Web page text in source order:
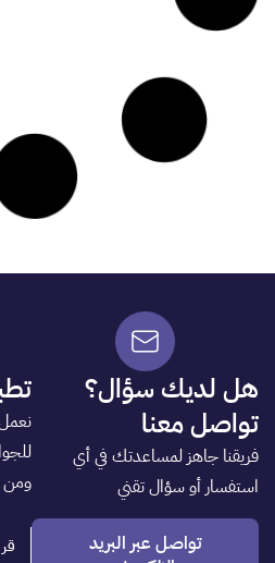
م.باسل الأغبر
وزارة الموارد البشرية والتنمية الاجتماعية
مقدمة في ريادة الأعمال
د. مجدي آل بركة